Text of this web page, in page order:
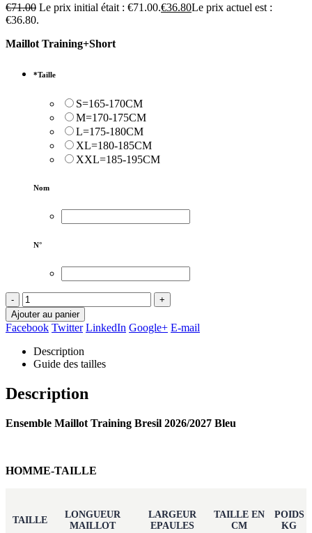
€71.00 Le prix initial était : €71.00.€36.80Le prix actuel est :
€36.80.
Maillot Training+Short
*Taille
S=165-170CM
M=170-175CM
L=175-180CM
XL=180-185CM
XXL=185-195CM
Nom
N°
-
+
Ajouter au panier
Facebook Twitter LinkedIn Google+ E-mail
Description
Guide des tailles
Description
Ensemble Maillot Training Bresil 2026/2027 Bleu
HOMME-TAILLE
TAILLE
LONGUEUR
MAILLOT
LARGEUR
EPAULES
TAILLE EN
CM
POIDS
KG